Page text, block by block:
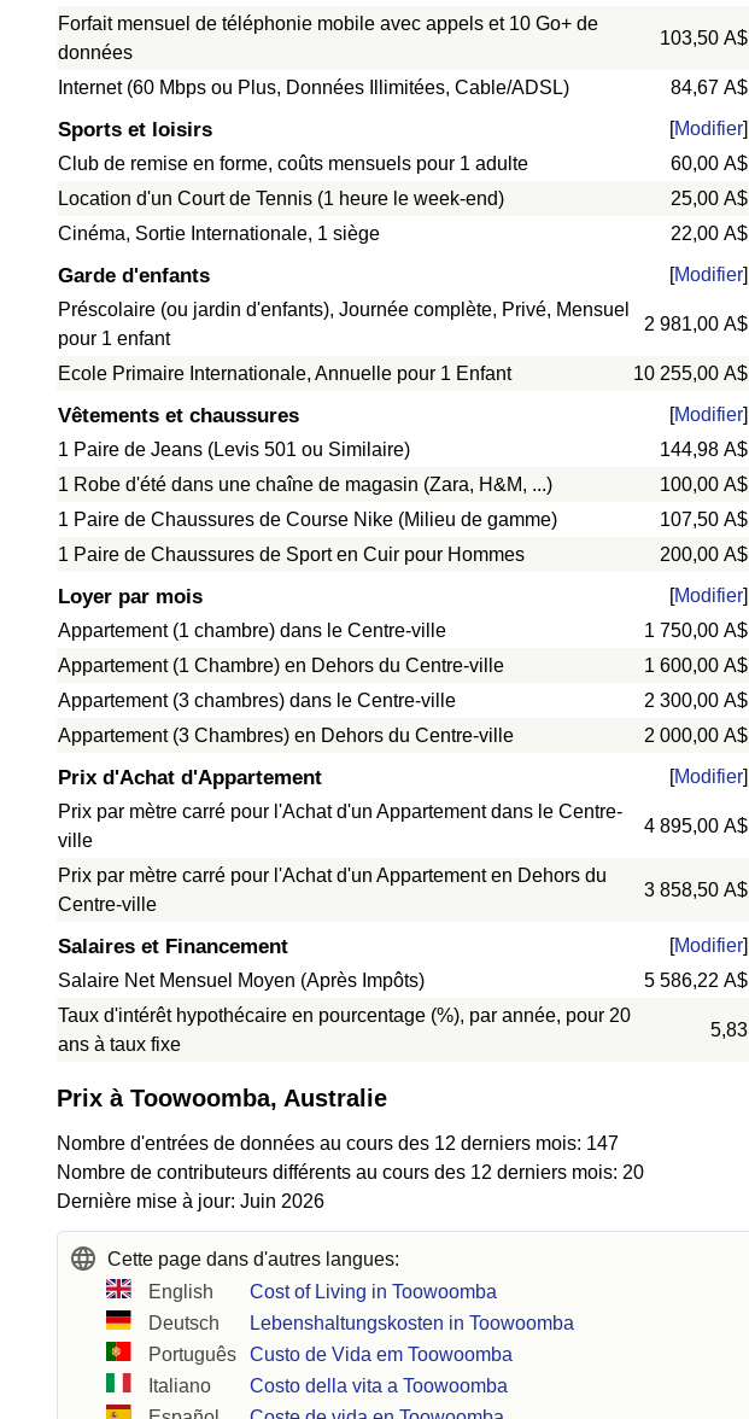
Forfait mensuel de téléphonie mobile avec appels et 10 Go+ de
données
103,50 A$
Internet (60 Mbps ou Plus, Données Illimitées, Cable/ADSL) 84,67 A$
Sports et loisirs [Modifier]
Club de remise en forme, coûts mensuels pour 1 adulte
60,00 A$
Location d'un Court de Tennis (1 heure le week-end) 25,00 A$
Cinéma, Sortie Internationale, 1 siège 22,00 A$
Garde d'enfants [Modifier]
Préscolaire (ou jardin d'enfants), Journée complète, Privé, Mensuel
pour 1 enfant
2 981,00 A$
Ecole Primaire Internationale, Annuelle pour 1 Enfant 10 255,00 A$
Vêtements et chaussures [Modifier]
1 Paire de Jeans (Levis 501 ou Similaire)
144,98 A$
1 Robe d'été dans une chaîne de magasin (Zara, H&M, ...)
100,00 A$
1 Paire de Chaussures de Course Nike (Milieu de gamme)
107,50 A$
1 Paire de Chaussures de Sport en Cuir pour Hommes 200,00 A$
Loyer par mois [Modifier]
Appartement (1 chambre) dans le Centre-ville
1 750,00 A$
Appartement (1 Chambre) en Dehors du Centre-ville 1 600,00 A$
Appartement (3 chambres) dans le Centre-ville 2 300,00 A$
Appartement (3 Chambres) en Dehors du Centre-ville 2 000,00 A$
Prix d'Achat d'Appartement [Modifier]
Prix par mètre carré pour l'Achat d'un Appartement dans le Centre-
ville
4 895,00 A$
Prix par mètre carré pour l'Achat d'un Appartement en Dehors du
Centre-ville
3 858,50 A$
Salaires et Financement [Modifier]
Salaire Net Mensuel Moyen (Après Impôts)
5 586,22 A$
Taux d'intérêt hypothécaire en pourcentage (%), par année, pour 20
ans à taux fixe
5,83
Prix à Toowoomba, Australie
Nombre d'entrées de données au cours des 12 derniers mois: 147
Nombre de contributeurs différents au cours des 12 derniers mois: 20
Dernière mise à jour: Juin 2026
Cette page dans d'autres langues:
English
Cost of Living in Toowoomba
Deutsch
Lebenshaltungskosten in Toowoomba
Português
Custo de Vida em Toowoomba
Italiano
Costo della vita a Toowoomba